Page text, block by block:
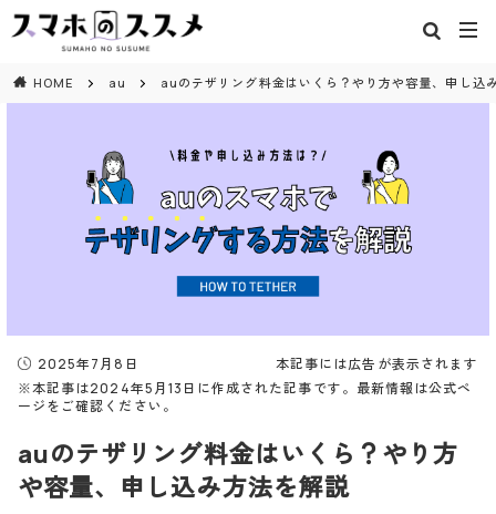
HOME au auのテザリング料金はいくら？やり方や容量、申し込
2025年7月8日
本記事には広告が表示されます
※本記事は2024年5月13日に作成された記事です。最新情報は公式ペ
ージをご確認ください。
auのテザリング料金はいくら？やり方
や容量、申し込み方法を解説